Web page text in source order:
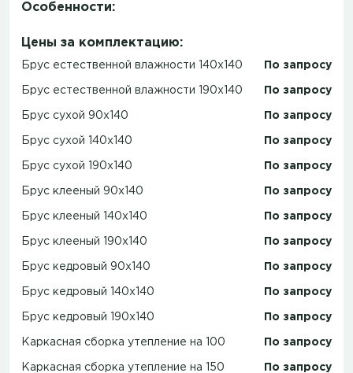
Особенности:
Цены за комплектацию:
Брус естественной влажности 140x140 По запросу
Брус естественной влажности 190x140 По запросу
Брус сухой 90x140 По запросу
Брус сухой 140x140 По запросу
Брус сухой 190x140 По запросу
Брус клееный 90x140 По запросу
Брус клееный 140x140 По запросу
Брус клееный 190x140 По запросу
Брус кедровый 90x140 По запросу
Брус кедровый 140x140 По запросу
Брус кедровый 190x140 По запросу
Каркасная сборка утепление на 100 По запросу
Каркасная сборка утепление на 150 По запросу